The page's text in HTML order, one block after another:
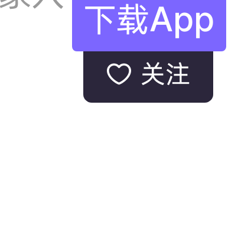
下载App
 关注